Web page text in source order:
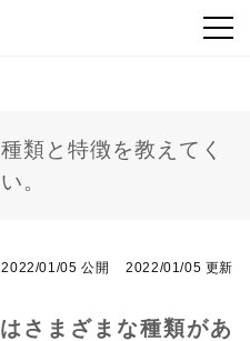
類と特徴を教えてく
。
2022/01/05 公開 2022/01/05 更新
さまざまな種類があ